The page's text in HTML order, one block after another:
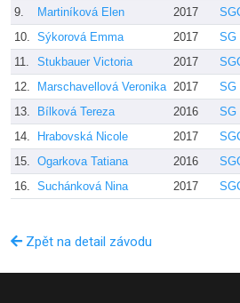
9.
Martiníková Elen 2017
10. Sýkorová Emma 2017 SG
11.
Stukbauer Victoria 2017
12.
Marschavellová Veronika 2017 SG
13.
Bílková Tereza 2016 SG
14.
Hrabovská Nicole 2017
15. Ogarkova Tatiana 2016
16. Suchánková Nina 2017
Zpět na detail závodu